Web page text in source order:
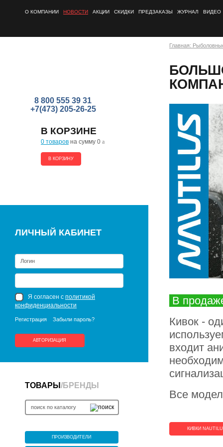
О КОМПАНИИ НОВОСТИ АКЦИИ СКИДКИ ПРЕДЗАКАЗЫ ЖУРНАЛ ВИДЕО
8 800 555 39 31
+7(473) 205-26-25
В КОРЗИНЕ
0 товаров на сумму 0 a
В КОРЗИНУ
ЛИЧНЫЙ КАБИНЕТ
Я согласен с политикой
конфиденциальности
Регистрация Забыли пароль?
АВТОРИЗАЦИЯ
ТОВАРЫ /БРЕНДЫ
ПРОИЗВОДИТЕЛИ
Главная:
В
Кивок -
входит
Все
КИВКИ